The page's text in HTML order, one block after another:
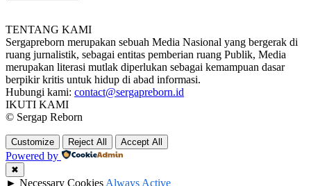
TENTANG KAMI
Sergapreborn merupakan sebuah Media Nasional yang bergerak di
ruang jurnalistik, sebagai entitas pemberian ruang Publik, Media
merupakan literasi mutlak diperlukan sebagai kemampuan dasar
berpikir kritis untuk hidup di abad informasi.
Hubungi kami: contact@sergapreborn.id
IKUTI KAMI
© Sergap Reborn
Customize Reject All Accept All
Powered by
✖
► Necessary Cookies Always Active